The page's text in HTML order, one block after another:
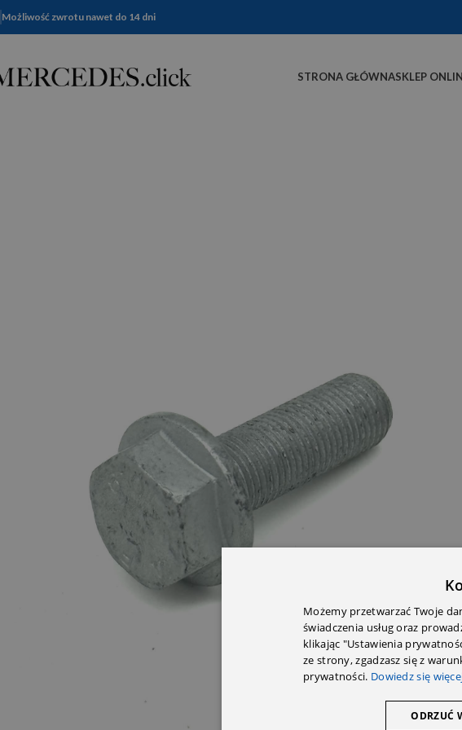
Możliwość zwrotu nawet do 14 dni
STRONA GŁÓWNASKLEP
Możemy przetwarzać Twoje
świadczenia usług oraz
klikając "Ustawienia
ze strony, zgadzasz się z
prywatności. Dowiedz się
ODRZUĆ